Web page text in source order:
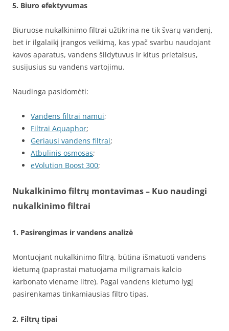
5. Biuro efektyvumas
Biuruose nukalkinimo filtrai užtikrina ne tik švarų vandenį,
bet ir ilgalaikį įrangos veikimą, kas ypač svarbu naudojant
kavos aparatus, vandens šildytuvus ir kitus prietaisus,
susijusius su vandens vartojimu.
Naudinga pasidomėti:
Vandens filtrai namui;
Filtrai Aquaphor;
Geriausi vandens filtrai;
Atbulinis osmosas;
eVolution Boost 300;
Nukalkinimo filtrų montavimas – Kuo naudingi
nukalkinimo filtrai
1. Pasirengimas ir vandens analizė
Montuojant nukalkinimo filtrą, būtina išmatuoti vandens
kietumą (paprastai matuojama miligramais kalcio
karbonato viename litre). Pagal vandens kietumo lygį
pasirenkamas tinkamiausias filtro tipas.
2. Filtrų tipai